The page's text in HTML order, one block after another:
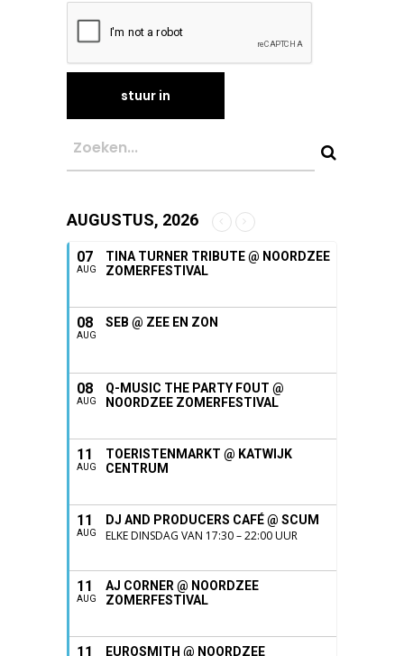
AUGUSTUS, 2026
07
AUG
TINA TURNER TRIBUTE @ NOORDZEE
ZOMERFESTIVAL
08
AUG
SEB @ ZEE EN ZON
08
AUG
Q-MUSIC THE PARTY FOUT @
NOORDZEE ZOMERFESTIVAL
11
AUG
TOERISTENMARKT @ KATWIJK
CENTRUM
11
AUG
DJ AND PRODUCERS CAFÉ @ SCUM
ELKE DINSDAG VAN 17:30 – 22:00 UUR
11
AUG
AJ CORNER @ NOORDZEE
ZOMERFESTIVAL
11 EUROSMITH @ NOORDZEE